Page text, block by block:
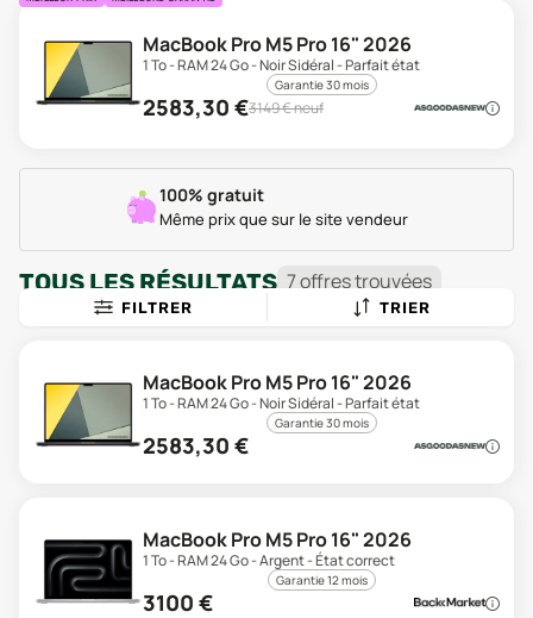
MacBook Pro M5 Pro 16" 2026
1 To - RAM 24 Go - Noir Sidéral - Parfait état
Garantie 30 mois
2583,30 €3149€ neuf
100% gratuit
Même prix que sur le site vendeur
TOUS LES RÉSULTATS 7offrestrouvées
FILTRER TRIER
MacBook Pro M5 Pro 16" 2026
1 To - RAM 24 Go - Noir Sidéral - Parfait état
Garantie 30 mois
2583,30 €
MacBook Pro M5 Pro 16" 2026
1 To - RAM 24 Go - Argent - État correct
Garantie 12 mois
3100 €